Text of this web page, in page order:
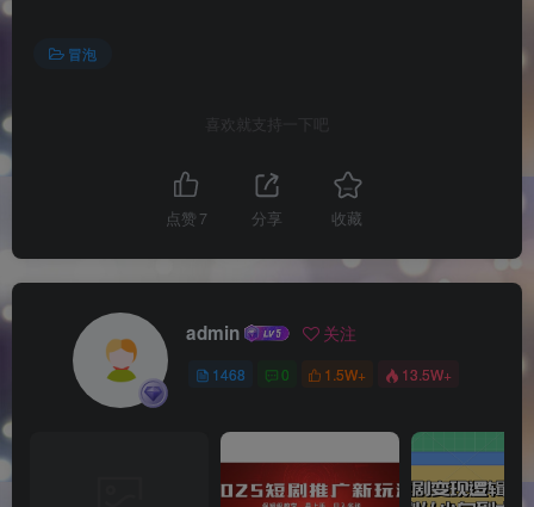
冒泡
喜欢就支持一下吧
点赞 7 分享 收藏
admin 关注
1468 0 1.5W+ 13.5W+